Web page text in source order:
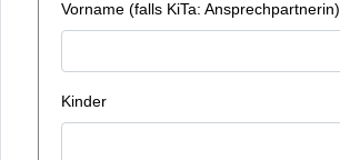
Vorname (falls KiTa: Ansprechpartnerin)
Kinder